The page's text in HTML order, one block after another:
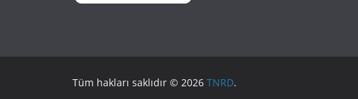
Tüm hakları saklıdır © 2026 TNRD.